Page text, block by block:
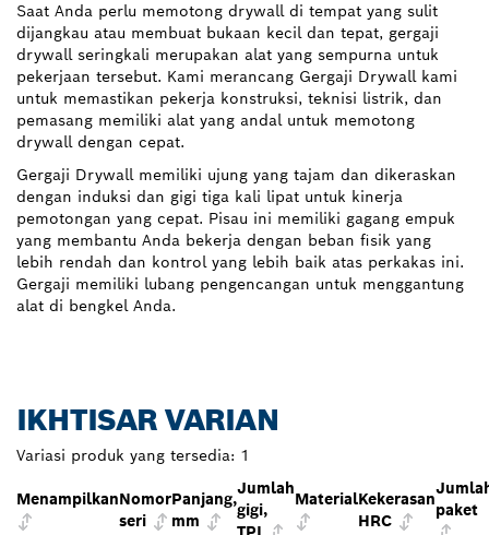
Saat Anda perlu memotong drywall di tempat yang sulit
dijangkau atau membuat bukaan kecil dan tepat, gergaji
drywall seringkali merupakan alat yang sempurna untuk
pekerjaan tersebut. Kami merancang Gergaji Drywall kami
untuk memastikan pekerja konstruksi, teknisi listrik, dan
pemasang memiliki alat yang andal untuk memotong
drywall dengan cepat.
Gergaji Drywall memiliki ujung yang tajam dan dikeraskan
dengan induksi dan gigi tiga kali lipat untuk kinerja
pemotongan yang cepat. Pisau ini memiliki gagang empuk
yang membantu Anda bekerja dengan beban fisik yang
lebih rendah dan kontrol yang lebih baik atas perkakas ini.
Gergaji memiliki lubang pengencangan untuk menggantung
alat di bengkel Anda.
IKHTISAR VARIAN
Variasi produk yang tersedia: 1
MenampilkanNomor
seri
Panjang,
mm
Jumlah
gigi,
MaterialKekerasan
HRC
paket